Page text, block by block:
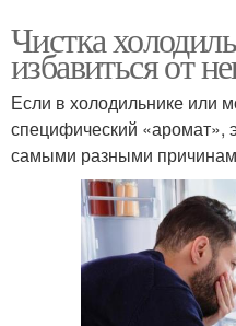
Чистка
избавиться от
Если в холодильнике или
специфический «аромат»,
самыми разными